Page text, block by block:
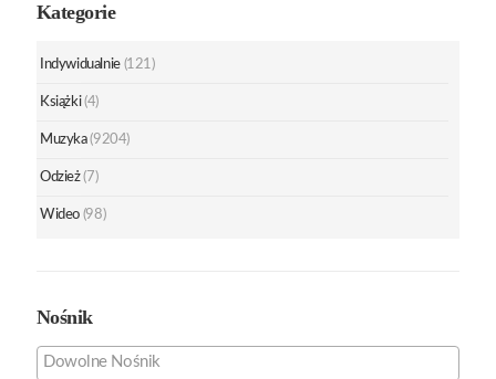
Kategorie
Indywidualnie (121)
Książki (4)
Muzyka (9204)
Odzież (7)
Wideo (98)
Nośnik